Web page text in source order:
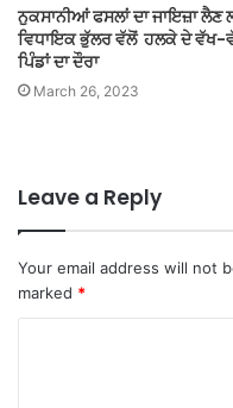
ਨੁਕਸਾਨੀਆਂ ਫਸਲਾਂ ਦਾ ਜਾਇਜ਼ਾ
ਵਿਧਾਇਕ ਭੁੱਲਰ ਵੱਲੋਂ ਹਲਕੇ ਦੇ ਵੱਖ-
ਪਿੰਡਾਂ ਦਾ ਦੌਰਾ
March 26, 2023
Leave a Reply
Your email address will not
marked *